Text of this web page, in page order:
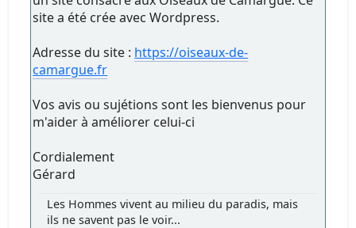
site a été crée avec Wordpress.
Adresse du site : https://oiseaux-de-
camargue.fr
Vos avis ou sujétions sont les bienvenus pour
m'aider à améliorer celui-ci
Cordialement
Gérard
Les Hommes vivent au milieu du paradis, mais
ils ne savent pas le voir...